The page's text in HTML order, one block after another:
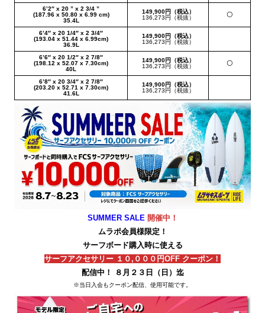
6’2″ x 20 ” x 2 3/4 ”
(187.96 x 50.80 x 6.99 cm)
35.4L
149,900円（税込）
136,273円（税抜）
〇
6’4″ x 20 1/4″ x 2 3/4″
(193.04 x 51.44 x 6.99cm)
36.9L
149,900円（税込）
136,273円（税抜）
6’6″ x 20 1/2″ x 2 7/8″
(198.12 x 52.07 x 7.30cm)
40L
149,900円（税込）
136,273円（税抜）
〇
6’8″ x 20 3/4″ x 2 7/8″
(203.20 x 52.71 x 7.30cm)
41.6L
149,900円（税込）
136,273円（税抜）
SUMMER SALE 開催中！
ムラポ会員様限定！
サーフボード購入時に使える
サーフアクセサリー １０,０００円OFF クーポン！
配信中！ ８月２３日（日）迄
※当日入会もクーポン配信、使用可能です。